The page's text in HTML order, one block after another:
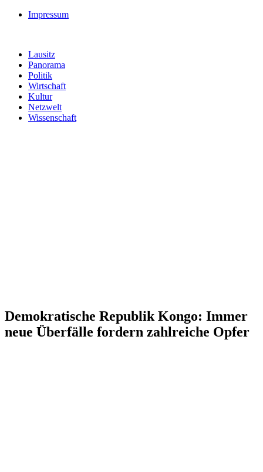
Impressum
Lausitz
Panorama
Politik
Wirtschaft
Kultur
Netzwelt
Wissenschaft
Demokratische Republik Kongo: Immer
neue Überfälle fordern zahlreiche Opfer